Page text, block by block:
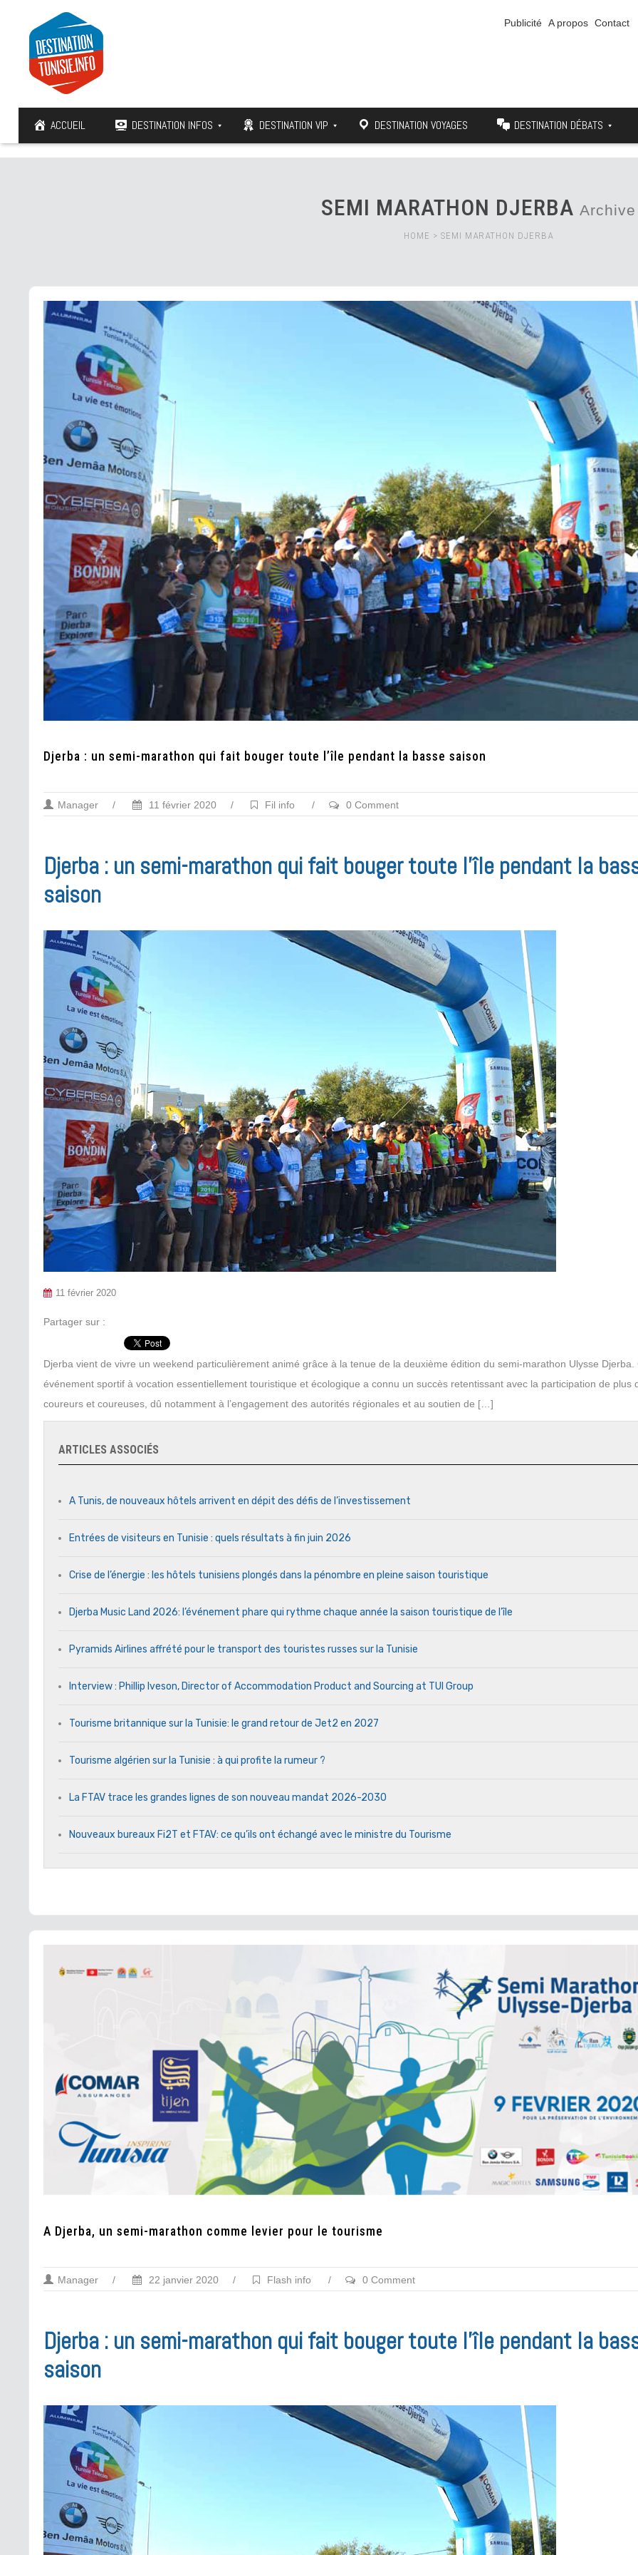
Publicité A propos Contact
ACCUEIL DESTINATION INFOS DESTINATION VIP DESTINATION VOYAGES DESTINATION DÉBATS
SEMI MARATHON DJERBA Archive
HOME > SEMI MARATHON DJERBA
Djerba : un semi-marathon qui fait bouger toute l’île pendant la basse saison
Manager / 11 février 2020 / Fil info / 0 Comment
Djerba : un semi-marathon qui fait bouger toute l’île pendant la
saison
11 février 2020
Partager sur :
Djerba vient de vivre un weekend particulièrement animé grâce à la tenue de la deuxième édition du semi-marathon Ulysse Djerba.
événement sportif à vocation essentiellement touristique et écologique a connu un succès retentissant avec la participation de plus
coureurs et coureuses, dû notamment à l’engagement des autorités régionales et au soutien de […]
ARTICLES ASSOCIÉS
A Tunis, de nouveaux hôtels arrivent en dépit des défis de l’investissement
Entrées de visiteurs en Tunisie : quels résultats à fin juin 2026
Crise de l’énergie : les hôtels tunisiens plongés dans la pénombre en pleine saison touristique
Djerba Music Land 2026: l’événement phare qui rythme chaque année la saison touristique de l’île
Pyramids Airlines affrété pour le transport des touristes russes sur la Tunisie
Interview : Phillip Iveson, Director of Accommodation Product and Sourcing at TUI Group
Tourisme britannique sur la Tunisie: le grand retour de Jet2 en 2027
Tourisme algérien sur la Tunisie : à qui profite la rumeur ?
La FTAV trace les grandes lignes de son nouveau mandat 2026-2030
Nouveaux bureaux Fi2T et FTAV: ce qu’ils ont échangé avec le ministre du Tourisme
A Djerba, un semi-marathon comme levier pour le tourisme
Manager / 22 janvier 2020 / Flash info / 0 Comment
Djerba : un semi-marathon qui fait bouger toute l’île pendant la
saison